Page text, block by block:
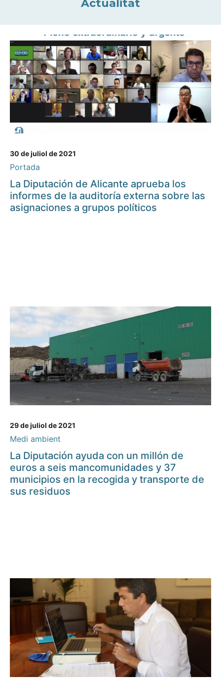
Actualitat
30 de juliol de 2021
Portada
La Diputación de Alicante aprueba los
informes de la auditoría externa sobre las
asignaciones a grupos políticos
29 de juliol de 2021
Medi ambient
La Diputación ayuda con un millón de
euros a seis mancomunidades y 37
municipios en la recogida y transporte de
sus residuos